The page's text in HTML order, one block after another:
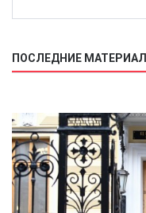
ПОСЛЕДНИЕ